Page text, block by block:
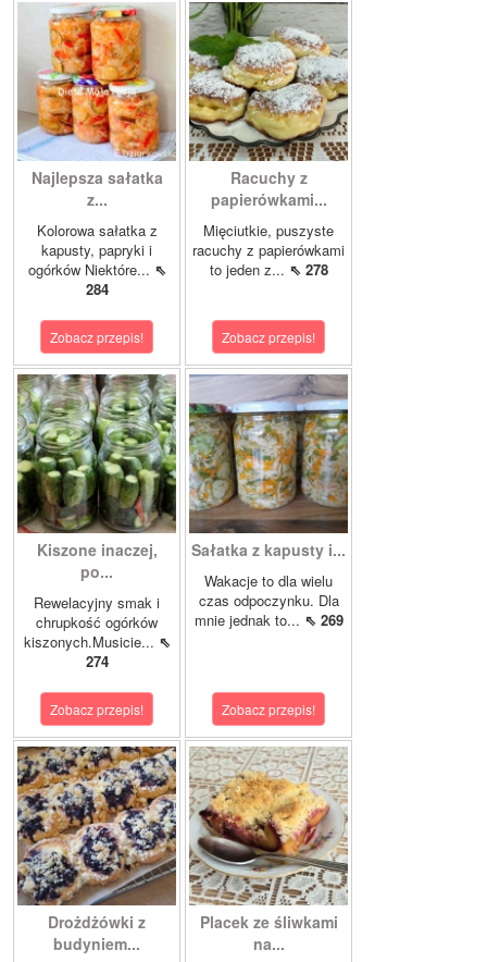
Najlepsza sałatka
z...
Kolorowa sałatka z
kapusty, papryki i
ogórków Niektóre... ⇖
284
Zobacz przepis!
Racuchy z
papierówkami...
Mięciutkie, puszyste
racuchy z papierówkami
to jeden z... ⇖ 278
Zobacz przepis!
Kiszone inaczej,
po...
Rewelacyjny smak i
chrupkość ogórków
kiszonych.Musicie... ⇖
274
Zobacz przepis!
Sałatka z kapusty i...
Wakacje to dla wielu
czas odpoczynku. Dla
mnie jednak to... ⇖ 269
Zobacz przepis!
Drożdżówki z
budyniem...
Placek ze śliwkami
na...